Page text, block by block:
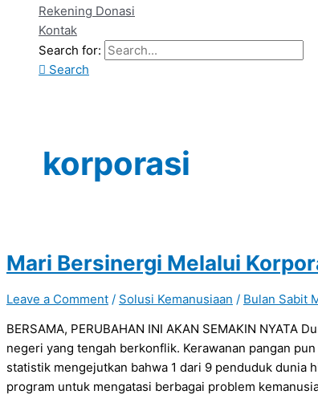
Rekening Donasi
Kontak
Search for:
Search
korporasi
Mari Bersinergi Melalui
Leave a Comment / Solusi Kemanusiaan / Bulan Sabit
BERSAMA, PERUBAHAN INI AKAN SEMAKIN NYATA
negeri yang tengah berkonflik. Kerawanan pangan
statistik mengejutkan bahwa 1 dari 9 penduduk dunia
program untuk mengatasi berbagai problem